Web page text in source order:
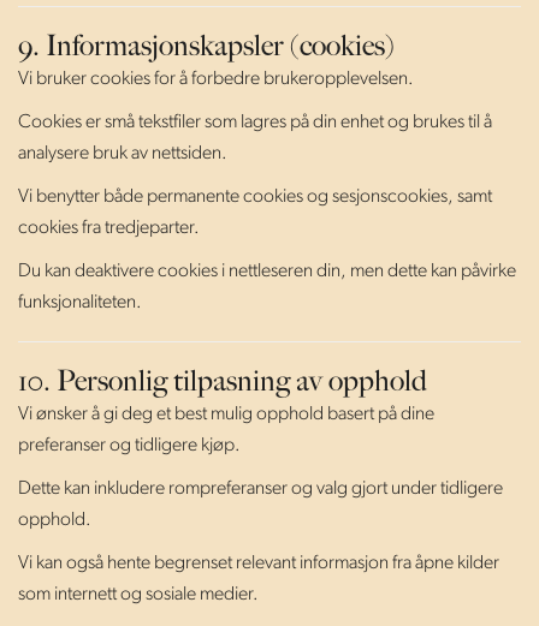
9. Informasjonskapsler (cookies)
Vi bruker cookies for å forbedre brukeropplevelsen.
Cookies er små tekstfiler som lagres på din enhet og brukes til å
analysere bruk av nettsiden.
Vi benytter både permanente cookies og sesjonscookies, samt
cookies fra tredjeparter.
Du kan deaktivere cookies i nettleseren din, men dette kan påvirke
funksjonaliteten.
10. Personlig tilpasning av opphold
Vi ønsker å gi deg et best mulig opphold basert på dine
preferanser og tidligere kjøp.
Dette kan inkludere rompreferanser og valg gjort under tidligere
opphold.
Vi kan også hente begrenset relevant informasjon fra åpne kilder
som internett og sosiale medier.